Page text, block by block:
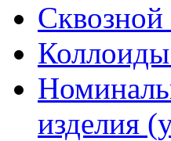
изделия